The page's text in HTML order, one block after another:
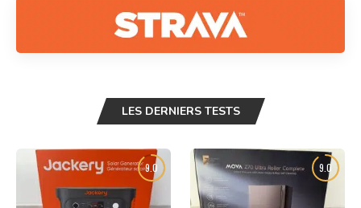
LES DERNIERS TESTS
9.0 9.0